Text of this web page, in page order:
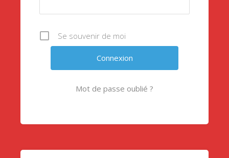
Se souvenir de moi
Mot de passe oublié ?